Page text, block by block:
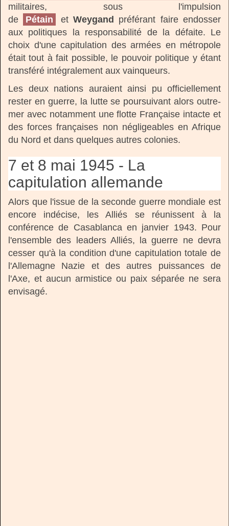
militaires, sous l'impulsion
de
Pétain etWeygand
préférant faire endosser
aux politiques la responsabilité de la défaite. Le
choix d'une capitulation des armées en métropole
était tout à fait possible, le pouvoir politique y étant
transféré intégralement aux vainqueurs.
Les deux nations auraient ainsi pu officiellement
rester en guerre, la lutte se poursuivant alors outre-
mer avec notamment une flotte Française intacte et
des forces françaises non négligeables en Afrique
du Nord et dans quelques autres colonies.
7 et 8 mai 1945 - La
capitulation allemande
Alors que l'issue de la seconde guerre mondiale est
encore indécise, les Alliés se réunissent à la
conférence de Casablanca en janvier 1943. Pour
l'ensemble des leaders Alliés, la guerre ne devra
cesser qu'à la condition d'une capitulation totale de
l'Allemagne Nazie et des autres puissances de
l'Axe, et aucun armistice ou paix séparée ne sera
envisagé.